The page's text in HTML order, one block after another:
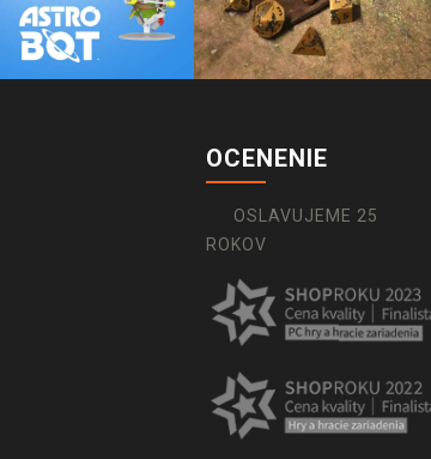
OCENENIE
OSLAVUJEME 25
ROKOV